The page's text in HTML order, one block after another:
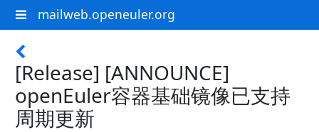
mailweb.openeuler.org
[Release] [ANNOUNCE]
openEuler容器基础镜像已支持
周期更新